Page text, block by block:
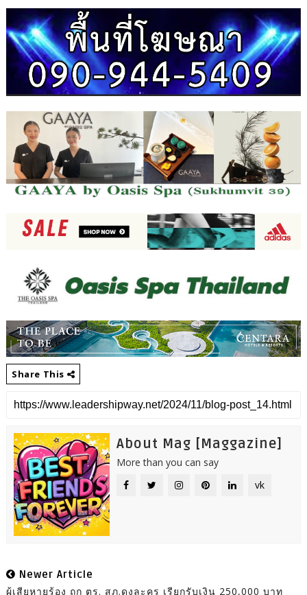
Share This
About Mag [Maggazine]
More than you can say
vk
Newer Article
ผู้เสียหายร้อง ถูก ตร. สภ.ดงละคร เรียกรับเงิน 250,000 บาท